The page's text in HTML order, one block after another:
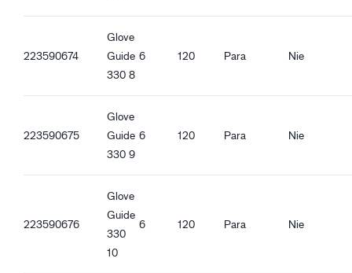
Cechy ergonomiczne
Ścisłe dopasowanie
Mankiet dzianinowy
Funkcja umożliwiająca wskazywanie na ekranie
Dobra chwytliwość w stanie suchym
Dobra chwytliwość w stanie mokrym
Dobry chwyt zaolejonych przedmiotów
223590674
Glove
Guide
330 8
6 120 Para Nie
223590675
Glove
Guide
330 9
6 120 Para Nie
223590676
Glove
Guide
330
10
6 120 Para Nie